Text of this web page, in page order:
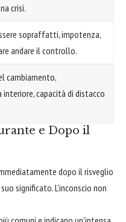
crisi.
sopraffatti, impotenza,
andare il controllo.
cambiamento,
interiore, capacità di distacco
e Dopo il
dopo il risveglio
significato. L'inconscio non